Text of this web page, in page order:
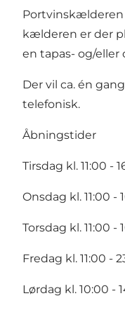
Portvinskælderen
kælderen er der
en tapas- og/eller
Der vil ca. én
telefonisk.
Åbningstider
Tirsdag kl. 11:00 -
Onsdag kl. 11:00 -
Torsdag kl. 11:00 -
Fredag kl. 11:00 -
Lørdag kl. 10:00 -